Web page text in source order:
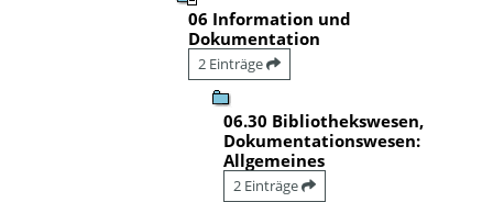
06 Information und
Dokumentation
2 Einträge
06.30 Bibliothekswesen,
Dokumentationswesen:
Allgemeines
2 Einträge